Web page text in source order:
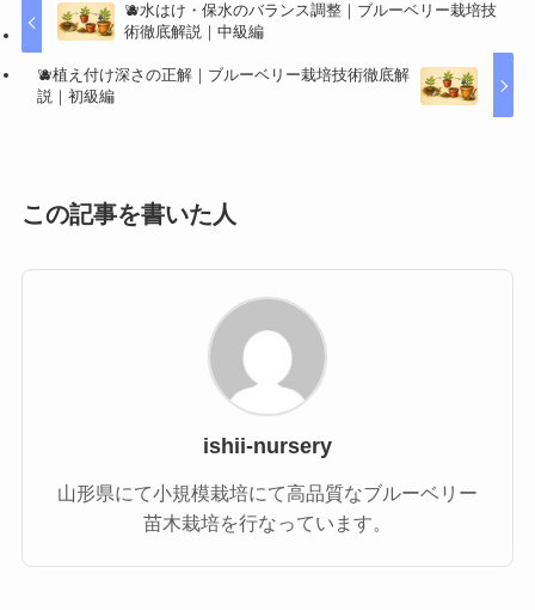
🫐水はけ・保水のバランス調整｜ブルーベリー栽培技
術徹底解説｜中級編
🫐植え付け深さの正解｜ブルーベリー栽培技術徹底解
説｜初級編
この記事を書いた人
ishii-nursery
山形県にて小規模栽培にて高品質なブルーベリー
苗木栽培を行なっています。